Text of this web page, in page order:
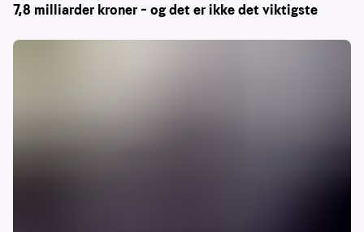
7,8 milliarder kroner – og det er ikke det viktigste